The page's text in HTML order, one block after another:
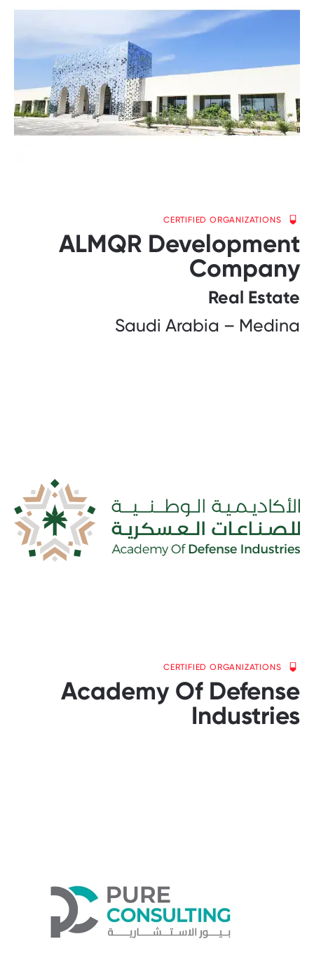
CERTIFIED ORGANIZATIONS
ALMQR Development
Company
Real Estate
Saudi Arabia – Medina
CERTIFIED ORGANIZATIONS
Academy Of Defense
Industries